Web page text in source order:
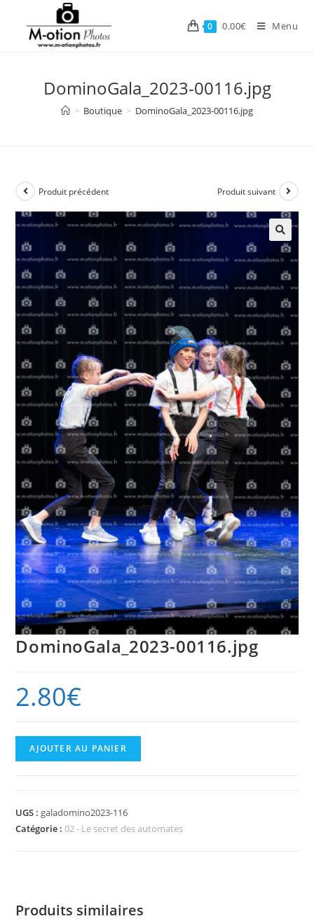
content
0 0.00€ Menu
DominoGala_2023-00116.jpg
> Boutique > DominoGala_2023-00116.jpg
Produit précédent Produit suivant
DominoGala_2023-00116.jpg
2.80€
quantité
de
AJOUTER AU PANIER
UGS : galadomino2023-116
Catégorie :02 - Le secret des automates
Produits similaires